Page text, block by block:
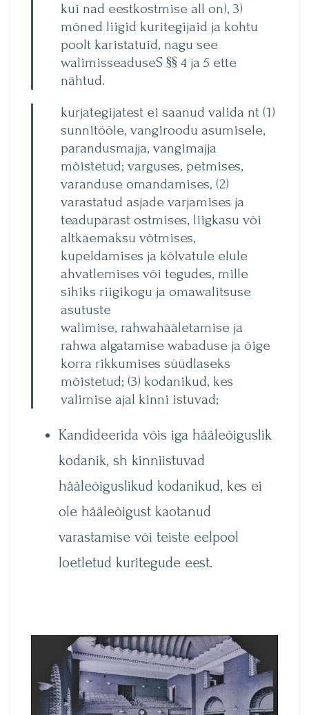
kui nad eestkostmise all on), 3)
mõned liigid kuritegijaid ja kohtu
poolt karistatuid, nagu see
walimisseaduseS §§ 4 ja 5 ette
nähtud.
kurjategijatest ei saanud valida nt (1)
sunnitööle, vangiroodu asumisele,
parandusmajja, vangimajja
mõistetud; varguses, petmises,
varanduse omandamises, (2)
varastatud asjade varjamises ja
teadupärast ostmises, liigkasu või
altkäemaksu võtmises,
kupeldamises ja kõlvatule elule
ahvatlemises või tegudes, mille
sihiks riigikogu ja omawalitsuse
asutuste
walimise, rahwahääletamise ja
rahwa algatamise wabaduse ja õige
korra rikkumises süüdlaseks
mõistetud; (3) kodanikud, kes
valimise ajal kinni istuvad;
Kandideerida võis iga hääleõiguslik
kodanik, sh kinniistuvad
hääleõiguslikud kodanikud, kes ei
ole hääleõigust kaotanud
varastamise või teiste eelpool
loetletud kuritegude eest.